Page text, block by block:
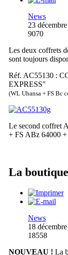
News
23
9070
Les deux coffrets
sont toujours
Réf. AC55130 :
EXPRESS"
(WL Uhansa + FS Bc
Le second coffret
+ FS ABz 64000
La
News
18
18558
NOUVEAU ! La